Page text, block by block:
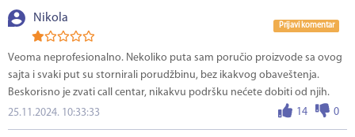
Nikola
Prijavi komentar
Veoma neprofesionalno. Nekoliko puta sam poručio proizvode sa ovog
sajta i svaki put su stornirali porudžbinu, bez ikakvog obaveštenja.
Beskorisno je zvati call centar, nikakvu podršku nećete dobiti od njih.
14
0
25.11.2024. 10:33:33